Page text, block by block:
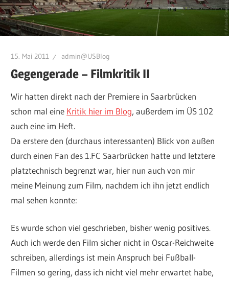
15. Mai 2011 admin@USBlog
Gegengerade – Filmkritik II
Wir hatten direkt nach der Premiere in Saarbrücken
schon mal eine Kritik hier im Blog, außerdem im ÜS 102
auch eine im Heft.
Da erstere den (durchaus interessanten) Blick von außen
durch einen Fan des 1.FC Saarbrücken hatte und letztere
platztechnisch begrenzt war, hier nun auch von mir
meine Meinung zum Film, nachdem ich ihn jetzt endlich
mal sehen konnte:
Es wurde schon viel geschrieben, bisher wenig positives.
Auch ich werde den Film sicher nicht in Oscar-Reichweite
schreiben, allerdings ist mein Anspruch bei Fußball-
Filmen so gering, dass ich nicht viel mehr erwartet habe,